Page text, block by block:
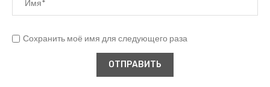
Сохранить моё имя для следующего раза